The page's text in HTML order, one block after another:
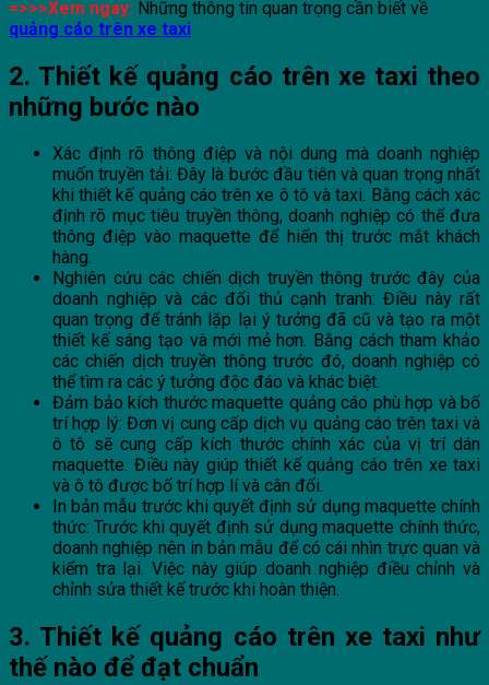
=>>>Xem ngay: Những thông tin quan trọng cần biết về
quảng cáo trên xe taxi
2. Thiết kế quảng cáo trên xe taxi theo
những bước nào
Xác định rõ thông điệp và nội dung mà doanh nghiệp
muốn truyền tải: Đây là bước đầu tiên và quan trọng nhất
khi thiết kế quảng cáo trên xe ô tô và taxi. Bằng cách xác
định rõ mục tiêu truyền thông, doanh nghiệp có thể đưa
thông điệp vào maquette để hiển thị trước mắt khách
hàng.
Nghiên cứu các chiến dịch truyền thông trước đây của
doanh nghiệp và các đối thủ cạnh tranh: Điều này rất
quan trọng để tránh lặp lại ý tưởng đã cũ và tạo ra một
thiết kế sáng tạo và mới mẻ hơn. Bằng cách tham khảo
các chiến dịch truyền thông trước đó, doanh nghiệp có
thể tìm ra các ý tưởng độc đáo và khác biệt.
Đảm bảo kích thước maquette quảng cáo phù hợp và bố
trí hợp lý: Đơn vị cung cấp dịch vụ quảng cáo trên taxi và
ô tô sẽ cung cấp kích thước chính xác của vị trí dán
maquette. Điều này giúp thiết kế quảng cáo trên xe taxi
và ô tô được bố trí hợp lí và cân đối.
In bản mẫu trước khi quyết định sử dụng maquette chính
thức: Trước khi quyết định sử dụng maquette chính thức,
doanh nghiệp nên in bản mẫu để có cái nhìn trực quan và
kiểm tra lại. Việc này giúp doanh nghiệp điều chỉnh và
chỉnh sửa thiết kế trước khi hoàn thiện.
3. Thiết kế quảng cáo trên xe taxi như
thế nào để đạt chuẩn